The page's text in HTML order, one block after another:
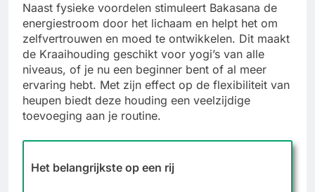
Naast fysieke voordelen stimuleert Bakasana de
energiestroom door het lichaam en helpt het om
zelfvertrouwen en moed te ontwikkelen. Dit maakt
de Kraaihouding geschikt voor yogi’s van alle
niveaus, of je nu een beginner bent of al meer
ervaring hebt. Met zijn effect op de flexibiliteit van
heupen biedt deze houding een veelzijdige
toevoeging aan je routine.
Het belangrijkste op een rij